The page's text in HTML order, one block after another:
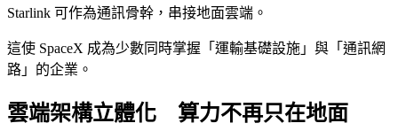
Starlink 可作為通訊骨幹，串接地面雲端。
這使 SpaceX 成為少數同時掌握「運輸基礎設施」與「通訊網
路」的企業。
雲端架構立體化 算力不再只在地面